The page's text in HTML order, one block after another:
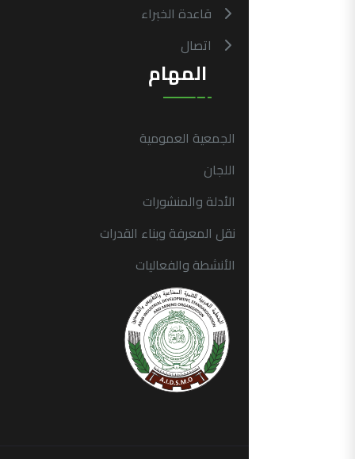
قاعدة الخبراء
اتصال
المهام
الجمعية العمومية
اللجان
الأدلة والمنشورات
نقل المعرفة وبناء القدرات
الأنشطة والفعاليات